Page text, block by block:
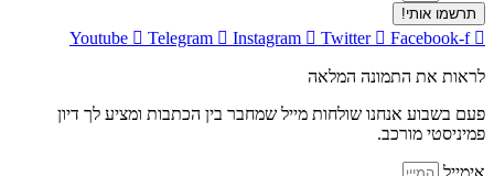
תרשמו אותי!
Youtube Telegram Instagram Twitter Facebook-f
לראות את התמונה המלאה
פעם בשבוע אנחנו שולחות מייל שמחבר בין הכתבות ומציע לך דיון
פמיניסטי מורכב.
אימייל